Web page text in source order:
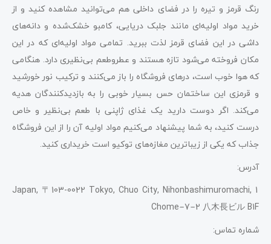
رنگ قرمز و تیره را در فضای داخلی هم می‌توانید مشاهده کنید و از
خرید مواد اولیه‌ای مانند جلبک دریایی، کامبو خشک‌شده و دانه‌های
داشی در این فضای قرمز لذت ببرید. تمامی مواد اولیه‌ای که در این
مکان فروخته می‌شود تازه هستند و عطروطعم بی‌نظیری دارد. هنگامی
که هوا خوب است، درهای فروشگاه را باز می‌کنند و ترکیب نور خورشید
و قرمزی این ساختمان حس بسیار خوبی را به بازدیدکنندگان هدیه
می‌کند. اگر دوست دارید یک غذای ژاپنی با طعم بی‌نظیر و خاص
درست کنید، به شما پیشنهاد می‌کنیم مواد اولیه آن را از این فروشگاه
جذاب که یکی از زیباترین مغازه‌های توکیو است خریداری کنید.
آدرس:
Japan, 〒103-0022 Tokyo, Chuo City, Nihonbashimuromachi, 1
Chome−7−2 八木長ビル B1F
شماره تماس: